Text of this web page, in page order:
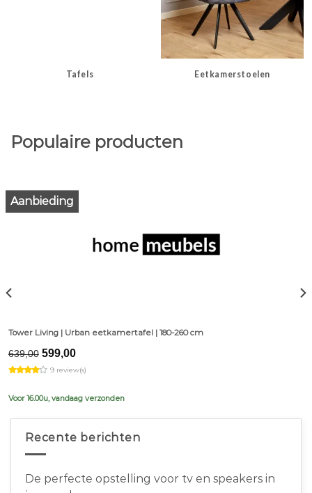
Tafels Eetkamerstoelen
Populaire producten
Aanbieding
Tower Living | Urban eetkamertafel | 180-260 cm
639,00 Original
price
was:
599,00Current
is:
9 review(s)
Voor 16.00u, vandaag verzonden
Recente berichten
De perfecte opstelling voor tv en speakers in